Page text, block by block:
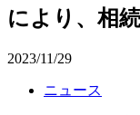
により、相
2023/11/29
ニュース